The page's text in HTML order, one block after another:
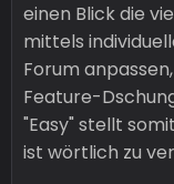
einen Blick die
mittels
Forum
Feature-
"Easy" stellt
ist wörtlich zu